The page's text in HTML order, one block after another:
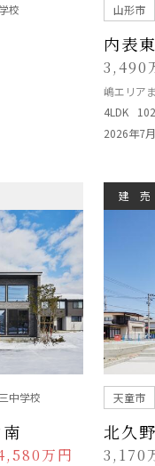
校 山形市
内表
3,490
嶋エリア
4LDK
2026年7
中学校
万円
建 売
天童市
北久
3,170